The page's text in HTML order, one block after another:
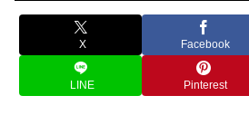
X Facebook
LINE Pinterest